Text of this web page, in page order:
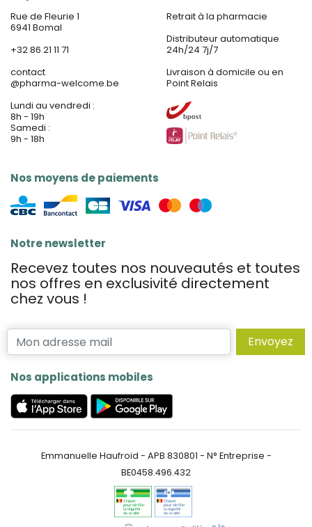
Rue de Fleurie 1
6941 Bomal
+32 86 21 11 71
contact
@pharma-welcome.be
Lundi au vendredi :
8h - 19h
Samedi :
9h - 18h
Nos moyens de paiements
Retrait à la pharmacie
Distributeur automatique
24h/24 7j/7
Livraison à domicile ou en
Point Relais
Notre newsletter
Recevez toutes nos nouveautés et toutes
nos offres en exclusivité directement
chez vous !
Envoyez
Nos applications mobiles
Emmanuelle Haufroid - APB 830801 - N° Entreprise -
BE0458.496.432